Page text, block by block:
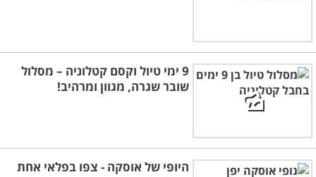
9 ימי טיול וקסם קטלוניה – מסלול
שובר שגרה, מגוון ומרהיב!
היופי של אוסקה - צפו בפלאי אחת